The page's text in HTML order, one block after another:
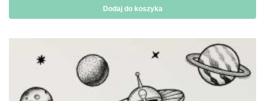
Dodaj do koszyka